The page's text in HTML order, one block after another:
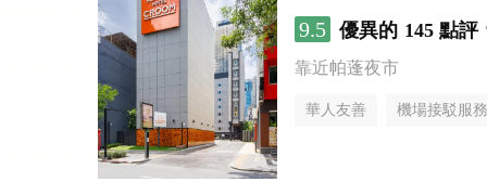
9.5 優異的 145 點評
靠近帕蓬夜市
華人友善 機場接駁服務